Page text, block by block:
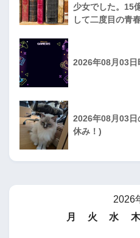
少女でした。15
して二度目の青
2026年08月03日
2026年08月03日
休み！)
2026
月
火 水 木